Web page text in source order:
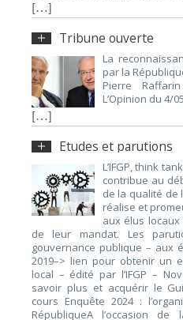
[…]
Tribune ouverte
La
par la
Pierre
L’Opinion du 4/
[…]
Etudes et parutions
L’IFGP, think
contribue au
de la qualité de
réalise et
aux élus locaux
de leur mandat. Les
gouvernance publique – aux
2019–> lien pour obtenir un
local – édité par l’IFGP –
savoir plus et acquérir le
cours Enquête 2024 :
RépubliqueA l’occasion